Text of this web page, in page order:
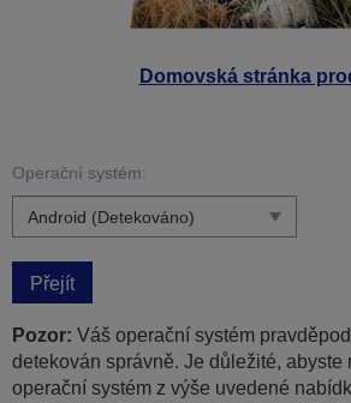
Domovská stránka
Operační systém:
Přejít
Pozor: Váš operační systém
detekován správně. Je důležité, abyste
operační systém z výše uvedené